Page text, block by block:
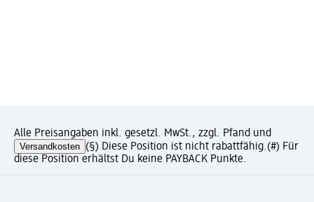
Alle Preisangaben inkl. gesetzl. MwSt., zzgl. Pfand und
Versandkosten (§) Diese Position ist nicht rabattfähig.(#) Für
diese Position erhältst Du keine PAYBACK Punkte.